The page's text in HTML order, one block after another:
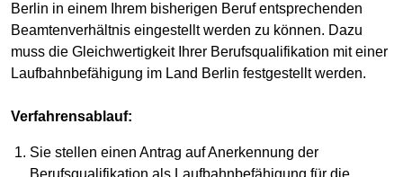
Berlin in einem Ihrem bisherigen Beruf entsprechenden
Beamtenverhältnis eingestellt werden zu können. Dazu
muss die Gleichwertigkeit Ihrer Berufsqualifikation mit einer
Laufbahnbefähigung im Land Berlin festgestellt werden.
Verfahrensablauf:
Sie stellen einen Antrag auf Anerkennung der
Berufsqualifikation als Laufbahnbefähigung für die